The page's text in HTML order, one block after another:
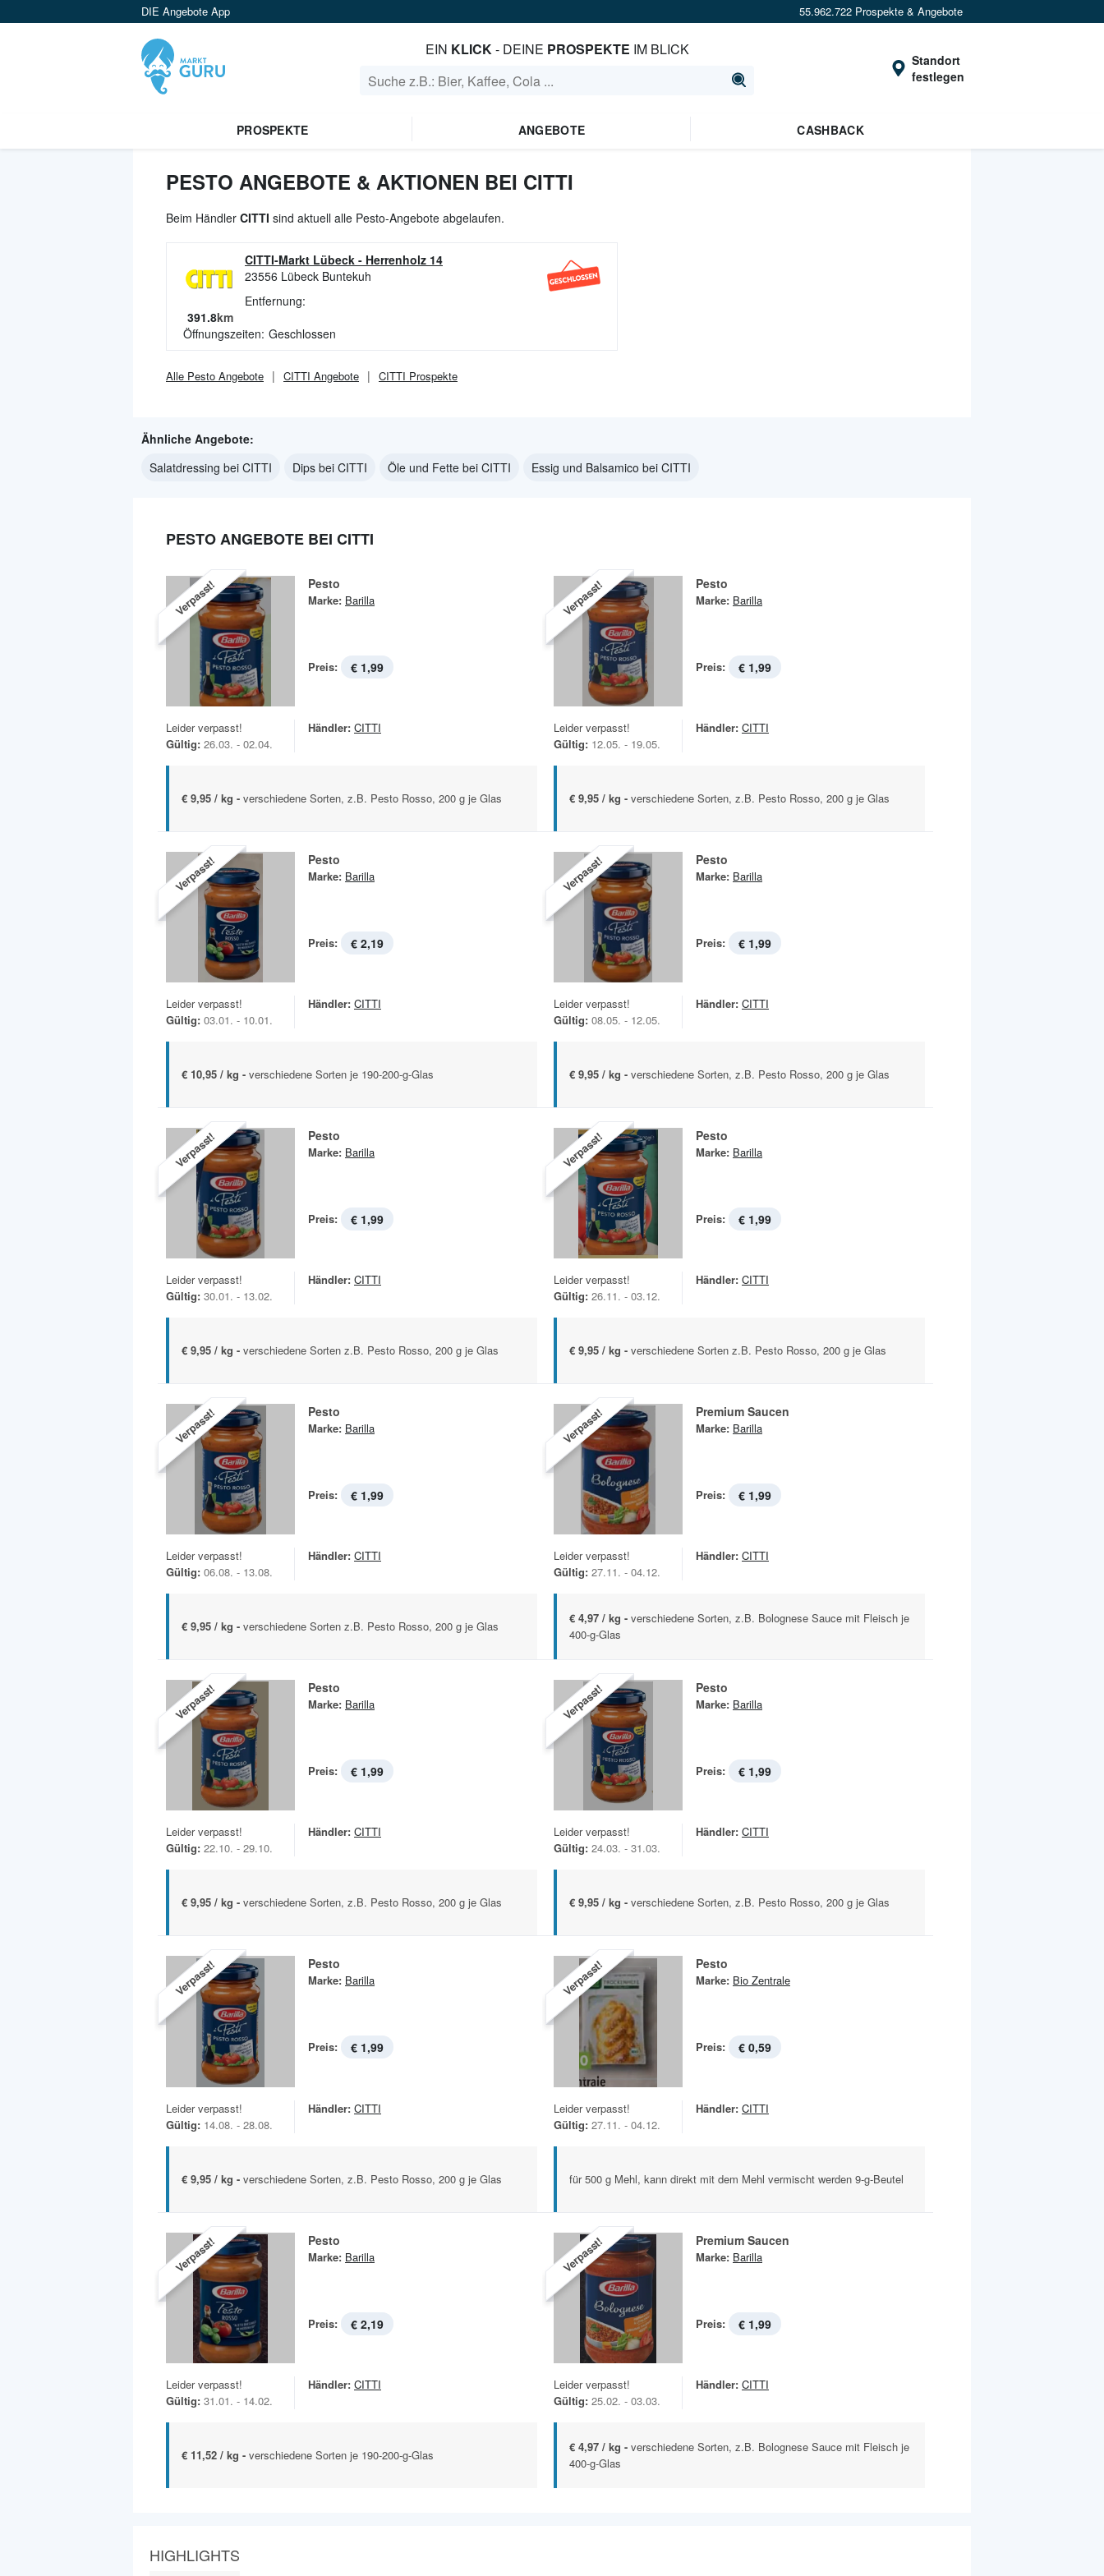
DIE Angebote App 55.962.722 Prospekte & Angebote
EIN KLICK- DEINE PROSPEKTE IM BLICK
Standort
festlegen
PROSPEKTE ANGEBOTE CASHBACK
PESTO ANGEBOTE & AKTIONEN BEI CITTI
Beim Händler CITTI sind aktuell alle Pesto-Angebote abgelaufen.
CITTI-Markt Lübeck - Herrenholz 14
23556 Lübeck Buntekuh
Entfernung:
391.8km
Öffnungszeiten: Geschlossen
Alle Pesto Angebote CITTI Angebote CITTI Prospekte
Ähnliche Angebote:
Salatdressing bei CITTI
Dips bei CITTI Öle und Fette bei CITTI Essig und Balsamico bei CITTI
PESTO ANGEBOTE BEI CITTI
Verpasst! Pesto
Marke: Barilla
Preis: € 1,99
Leider verpasst!
Gültig: 26.03. - 02.04.
Händler: CITTI
€ 9,95 / kg - verschiedene Sorten, z.B. Pesto Rosso, 200 g je Glas
Verpasst! Pesto
Marke: Barilla
Preis: € 1,99
Leider verpasst!
Gültig: 12.05. - 19.05.
Händler: CITTI
€ 9,95 / kg - verschiedene Sorten, z.B. Pesto Rosso, 200 g je Glas
Verpasst! Pesto
Marke: Barilla
Preis: € 2,19
Leider verpasst!
Gültig: 03.01. - 10.01.
Händler: CITTI
€ 10,95 / kg - verschiedene Sorten je 190-200-g-Glas
Verpasst! Pesto
Marke: Barilla
Preis: € 1,99
Leider verpasst!
Gültig: 08.05. - 12.05.
Händler: CITTI
€ 9,95 / kg - verschiedene Sorten, z.B. Pesto Rosso, 200 g je Glas
Verpasst! Pesto
Marke: Barilla
Preis: € 1,99
Leider verpasst!
Gültig: 30.01. - 13.02.
Händler: CITTI
€ 9,95 / kg - verschiedene Sorten z.B. Pesto Rosso, 200 g je Glas
Verpasst! Pesto
Marke: Barilla
Preis: € 1,99
Leider verpasst!
Gültig: 26.11. - 03.12.
Händler: CITTI
€ 9,95 / kg - verschiedene Sorten z.B. Pesto Rosso, 200 g je Glas
Verpasst! Pesto
Marke: Barilla
Preis: € 1,99
Leider verpasst!
Gültig: 06.08. - 13.08.
Händler: CITTI
€ 9,95 / kg - verschiedene Sorten z.B. Pesto Rosso, 200 g je Glas
Verpasst! Premium Saucen
Marke: Barilla
Preis: € 1,99
Leider verpasst!
Gültig: 27.11. - 04.12.
Händler: CITTI
€ 4,97 / kg - verschiedene Sorten, z.B. Bolognese Sauce mit Fleisch je
400-g-Glas
Verpasst! Pesto
Marke: Barilla
Preis: € 1,99
Leider verpasst!
Gültig: 22.10. - 29.10.
Händler: CITTI
€ 9,95 / kg - verschiedene Sorten, z.B. Pesto Rosso, 200 g je Glas
Verpasst! Pesto
Marke: Barilla
Preis: € 1,99
Leider verpasst!
Gültig: 24.03. - 31.03.
Händler: CITTI
€ 9,95 / kg - verschiedene Sorten, z.B. Pesto Rosso, 200 g je Glas
Verpasst! Pesto
Marke: Barilla
Preis: € 1,99
Leider verpasst!
Gültig: 14.08. - 28.08.
Händler: CITTI
€ 9,95 / kg - verschiedene Sorten, z.B. Pesto Rosso, 200 g je Glas
Verpasst! Pesto
Marke: Bio Zentrale
Preis: € 0,59
Leider verpasst!
Gültig: 27.11. - 04.12.
Händler: CITTI
für 500 g Mehl, kann direkt mit dem Mehl vermischt werden 9-g-Beutel
Verpasst! Pesto
Marke: Barilla
Preis: € 2,19
Leider verpasst!
Gültig: 31.01. - 14.02.
Händler: CITTI
€ 11,52 / kg - verschiedene Sorten je 190-200-g-Glas
Verpasst! Premium Saucen
Marke: Barilla
Preis: € 1,99
Leider verpasst!
Gültig: 25.02. - 03.03.
Händler: CITTI
€ 4,97 / kg - verschiedene Sorten, z.B. Bolognese Sauce mit Fleisch je
400-g-Glas
HIGHLIGHTS